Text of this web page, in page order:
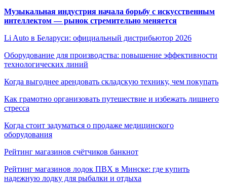
Музыкальная индустрия начала борьбу с искусственным
интеллектом — рынок стремительно меняется
Li Auto в Беларуси: официальный дистрибьютор 2026
Оборудование для производства: повышение эффективности
технологических линий
Когда выгоднее арендовать складскую технику, чем покупать
Как грамотно организовать путешествие и избежать лишнего
стресса
Когда стоит задуматься о продаже медицинского
оборудования
Рейтинг магазинов счётчиков банкнот
Рейтинг магазинов лодок ПВХ в Минске: где купить
надежную лодку для рыбалки и отдыха